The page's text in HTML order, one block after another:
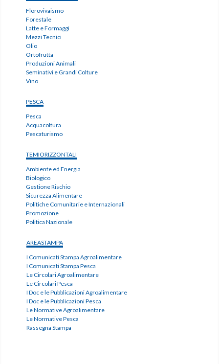
Florovivaismo
Forestale
Latte e Formaggi
Mezzi Tecnici
Olio
Ortofrutta
Produzioni Animali
Seminativi e Grandi Colture
Vino
PESCA
Pesca
Acquacoltura
Pescaturismo
TEMIORIZZONTALI
Ambiente ed Energia
Biologico
Gestione Rischio
Sicurezza Alimentare
Politiche Comunitarie e Internazionali
Promozione
Politica Nazionale
AREASTAMPA
I Comunicati Stampa Agroalimentare
I Comunicati Stampa Pesca
Le Circolari Agroalimentare
Le Circolari Pesca
I Doc e le Pubblicazioni Agroalimentare
I Doc e le Pubblicazioni Pesca
Le Normative Agroalimentare
Le Normative Pesca
Rassegna Stampa